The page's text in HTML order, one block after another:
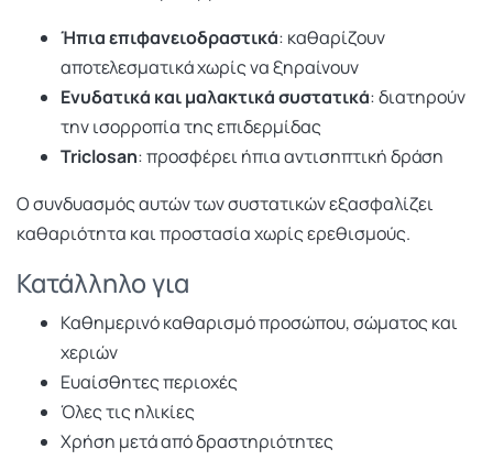
Ήπια επιφανειοδραστικά: καθαρίζουν
αποτελεσματικά χωρίς να ξηραίνουν
Ενυδατικά και μαλακτικά συστατικά: διατηρούν
την ισορροπία της επιδερμίδας
Triclosan: προσφέρει ήπια αντισηπτική δράση
Ο συνδυασμός αυτών των συστατικών εξασφαλίζει
καθαριότητα και προστασία χωρίς ερεθισμούς.
Κατάλληλο για
Καθημερινό καθαρισμό προσώπου, σώματος και
χεριών
Ευαίσθητες περιοχές
Όλες τις ηλικίες
Χρήση μετά από δραστηριότητες